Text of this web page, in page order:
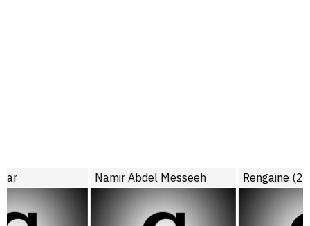
Namir Abdel Messeeh Rengaine (2)